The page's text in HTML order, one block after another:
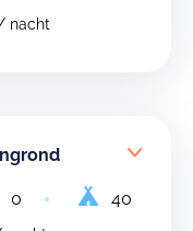
nacht
0
40